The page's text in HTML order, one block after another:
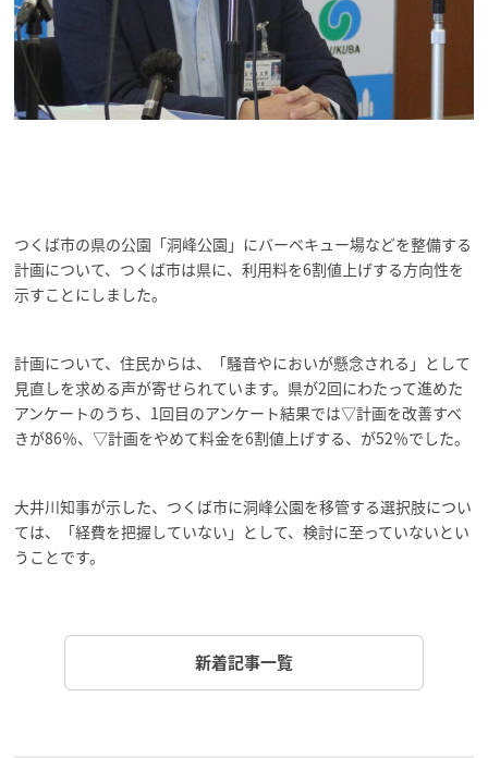
つくば市の県の公園「洞峰公園」にバーベキュー場などを整備する
計画について、つくば市は県に、利用料を6割値上げする方向性を
示すことにしました。
計画について、住民からは、「騒音やにおいが懸念される」として
見直しを求める声が寄せられています。県が2回にわたって進めた
アンケートのうち、1回目のアンケート結果では▽計画を改善すべ
きが86％、▽計画をやめて料金を6割値上げする、が52％でした。
大井川知事が示した、つくば市に洞峰公園を移管する選択肢につい
ては、「経費を把握していない」として、検討に至っていないとい
うことです。
新着記事一覧